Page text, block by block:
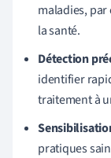
maladies,
la santé.
Détection
identifier
traitement à
pratiques